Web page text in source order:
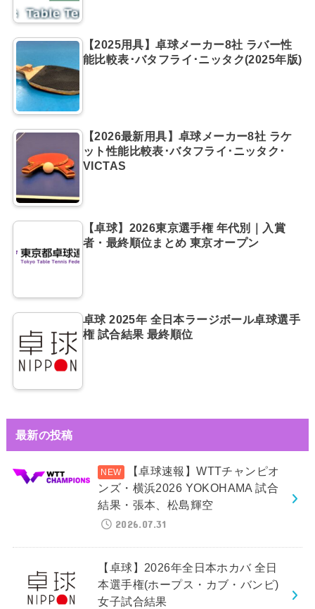
【2025用具】卓球メーカー8社 ラバー性
能比較表･バタフライ･ニッタク(2025年版)
【2026最新用具】卓球メーカー8社 ラケ
ット性能比較表･バタフライ･ニッタク･
VICTAS
【卓球】2026東京選手権 年代別｜入賞
者・最終順位まとめ 東京オープン
卓球 2025年 全日本ラージボール卓球選手
権 試合結果 最終順位
最新の投稿
【卓球速報】WTTチャンピオ
ンズ・横浜2026 YOKOHAMA 試合
結果・張本、松島輝空
2026.07.31
【卓球】2026年全日本ホカバ 全日
本選手権(ホープス・カブ・バンビ)
女子試合結果